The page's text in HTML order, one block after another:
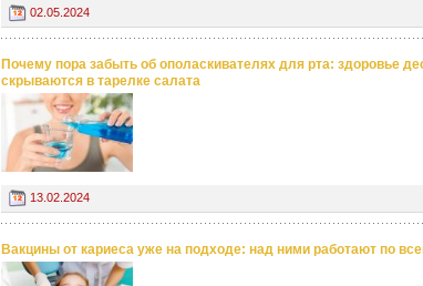
02.05.2024
Почему пора забыть об ополаскивателях для рта: здоровье
скрываются в тарелке салата
13.02.2024
Вакцины от кариеса уже на подходе: над ними работают по